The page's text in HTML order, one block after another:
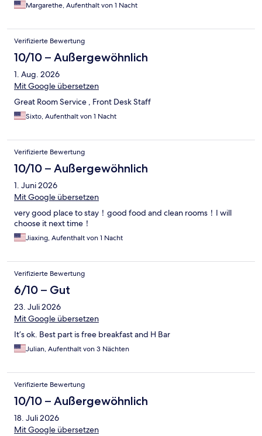
Margarethe, Aufenthalt von 1 Nacht
Verifizierte Bewertung
10/10 – Außergewöhnlich
1. Aug. 2026
Mit Google übersetzen
Great Room Service , Front Desk Staff
Sixto, Aufenthalt von 1 Nacht
Verifizierte Bewertung
10/10 – Außergewöhnlich
1. Juni 2026
Mit Google übersetzen
very good place to stay！good food and clean rooms！I will
choose it next time！
Jiaxing, Aufenthalt von 1 Nacht
Verifizierte Bewertung
6/10 – Gut
23. Juli 2026
Mit Google übersetzen
It’s ok. Best part is free breakfast and H Bar
Julian, Aufenthalt von 3 Nächten
Verifizierte Bewertung
10/10 – Außergewöhnlich
18. Juli 2026
Mit Google übersetzen